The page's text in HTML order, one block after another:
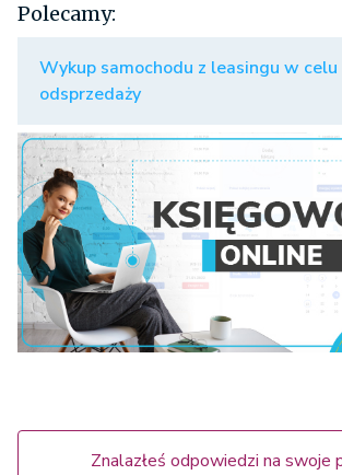
Polecamy:
Wykup samochodu z leasingu w
odsprzedaży
Znalazłeś odpowiedzi na swoje